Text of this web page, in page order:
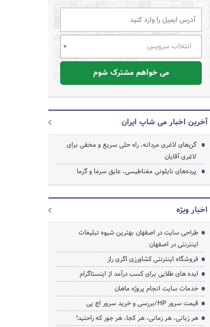
انتخاب سرویس
می خواهم مشترک شوم
آخرین اخبار می شاپ ایران
گن‌های لاغری مردانه، راه حلی سریع و مخفی برای
لاغری آقایان
پرده‌های نایلونی مغناطیسی، عایق سرما و گرما
اخبار ویژه
طراحی سایت در اصفهان بهترین شیوه تبلیغات
اینترنتی در اصفهان
فروشگاه اینترنتی کشاورزی اگری راز
ایده های طلایی برای کسب درآمد از اینستاگرام
خدمات سایت انجام پروژه ماهان
قیمت سرور HP/بررسی و خرید سرور اچ پی
هر زبانی، هر زمانی، هر کجا، هر جور که راحتید!